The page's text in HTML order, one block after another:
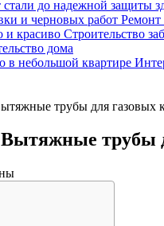
до надежной защиты
и черновых работ Ремонт
и красиво Строительство
дома
в небольшой квартире
трубы для газовых
трубы